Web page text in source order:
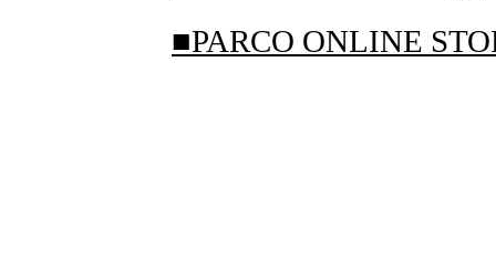
■PARCO ONLINE